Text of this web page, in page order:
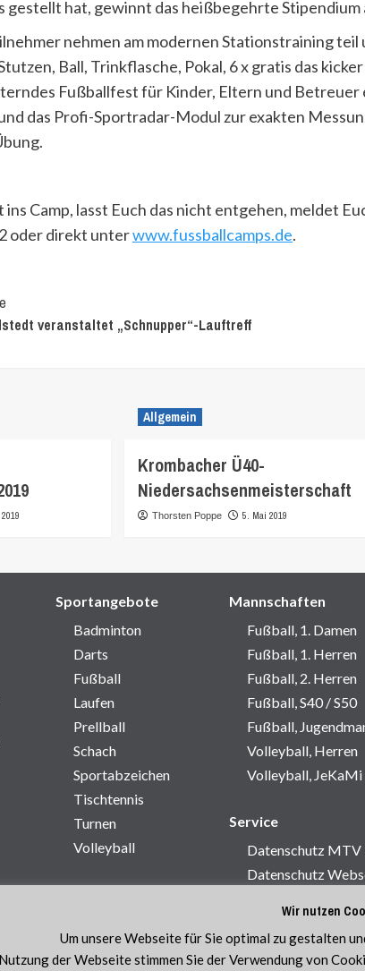
gestellt hat, gewinnt das heißbegehrte
nehmen am modernen Stationstraining
Ball, Trinkflasche, Pokal, 6 x gratis das
Fußballfest für Kinder, Eltern und
das Profi-Sportradar-Modul zur exakten
ins Camp, lasst Euch das nicht entgehen, meldet
oder direkt unterwww.fussballcamps.de.
veranstaltet „Schnupper“-Lauftreff
Allgemein
Krombacher Ü40-
Niedersachsenmeisterschaft
Thorsten Poppe 5. Mai 2019
Sportangebote
Badminton
Darts
Fußball
Laufen
Prellball
Schach
Sportabzeichen
Tischtennis
Turnen
Volleyball
Mannschaften
Fußball, 1. Damen
Fußball, 1. Herren
Fußball, 2. Herren
Fußball, S40 / S50
Fußball,
Volleyball, Herren
Volleyball, JeKaMi
Service
Datenschutz
Datenschutz
Wir nutzen
Um unsere Webseite für Sie optimal zu gestalten
der Webseite stimmen Sie der Verwendung von